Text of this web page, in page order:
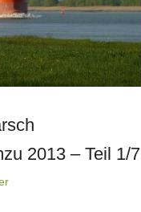
2013 – Teil 1/7